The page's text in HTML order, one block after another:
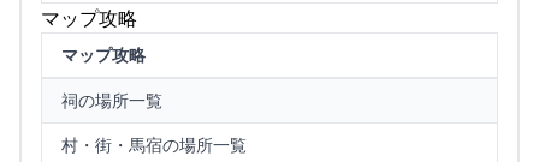
マップ攻略
マップ攻略
祠の場所一覧
村・街・馬宿の場所一覧